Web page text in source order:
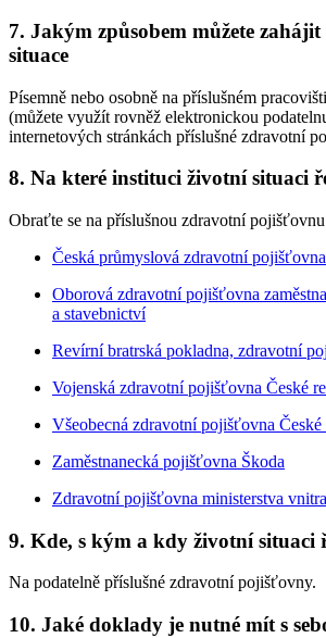
7. Jakým způsobem můžete
situace
Písemně nebo osobně na příslušném
(můžete využít rovněž elektronickou
internetových stránkách příslušné zdravotní
8. Na které instituci životní situaci
Obraťte se na příslušnou zdravotní
Česká průmyslová zdravotní pojišťovna
Oborová zdravotní pojišťovna
a stavebnictví
Revírní bratrská pokladna, zdravotní
Vojenská zdravotní pojišťovna České
Všeobecná zdravotní pojišťovna
Zaměstnanecká pojišťovna Škoda
Zdravotní pojišťovna ministerstva
9. Kde, s kým a kdy životní situaci
Na podatelně příslušné zdravotní pojišťovny.
10. Jaké doklady je nutné mít s